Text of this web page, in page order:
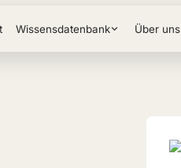
Wissensdatenbank Über uns